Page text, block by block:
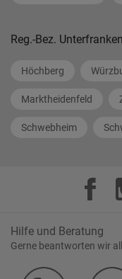
Reg.-Bez. Unterfranken
Höchberg
Marktheidenfeld
Schwebheim
Hilfe und Beratung
Gerne beantworten wir